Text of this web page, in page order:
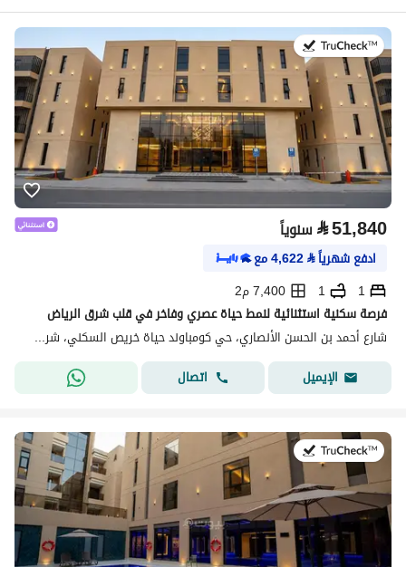
في:20 يوليو 2026
⃁51,840 سنوياً
ادفع شهرياً⃁
4,622مع
1
1
7,400 م2
فرصة سكنية استثنائية لنمط حياة عصري وفاخر في قلب شرق الرياض
شارع أحمد بن الحسن الأنصاري، حي كومباوند حياة خريص السكني، شرق الرياض، الرياض
الإيميل
اتصال
في:20 يوليو 2026